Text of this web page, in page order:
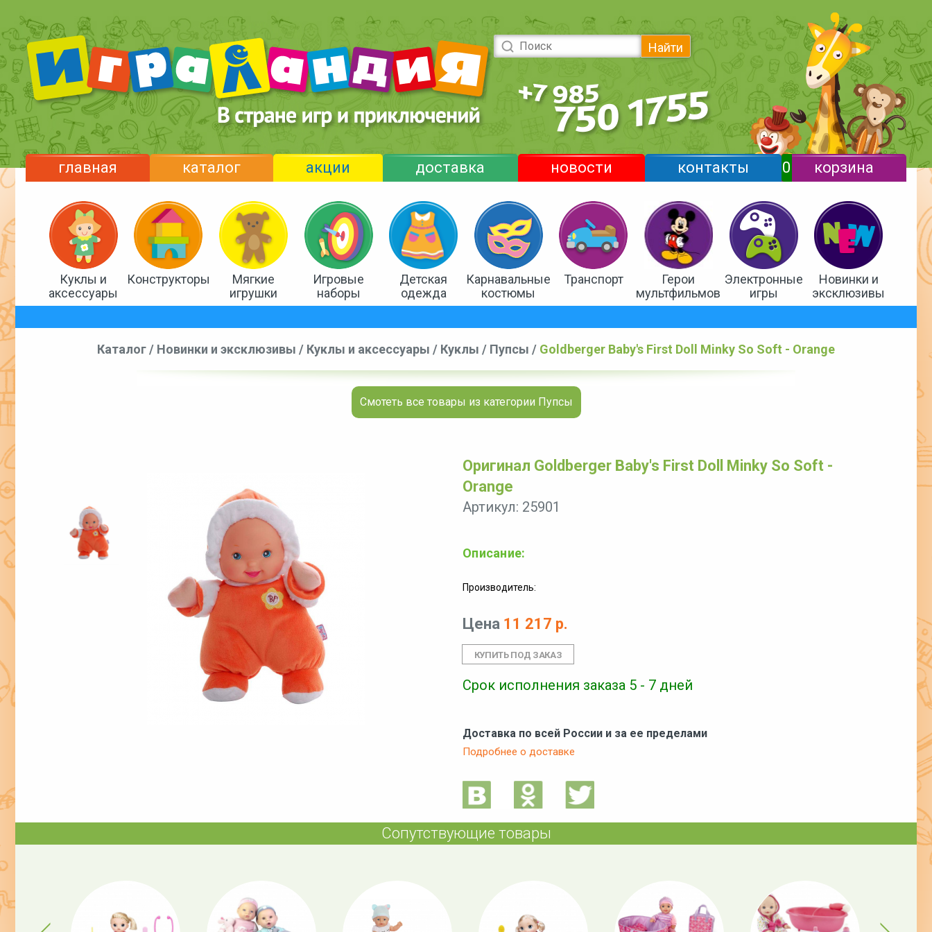
Найти
главная каталог акции доставка новости контакты 0 корзина
Куклы и
аксессуары
Конструкторы
Мягкие
игрушки
Игровые
наборы
Детская
одежда
Карнавальные
костюмы
Транспорт
Герои
мультфильмов
Электронные
игры
Новинки и
эксклюзивы
Каталог / Новинки и эксклюзивы / Куклы и аксессуары / Куклы / Пупсы / Goldberger Baby's First Doll Minky So Soft - Orange
Смотеть все товары из категории Пупсы
Оригинал Goldberger Baby's First Doll Minky So Soft -
Orange
Артикул: 25901
Описание:
Производитель:
Цена 11 217 р.
Срок исполнения заказа 5 - 7 дней
Доставка по всей России и за ее пределами
Подробнее о доставке
Сопутствующие товары